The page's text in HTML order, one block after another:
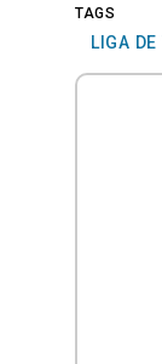
TAGS
LIGA